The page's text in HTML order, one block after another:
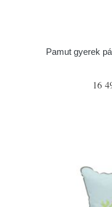
Pamut gyerek
16